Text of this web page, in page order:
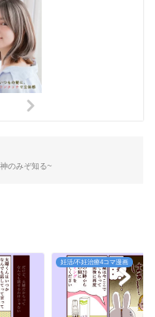
のみぞ知る~
妊活/不妊治療4コマ漫画